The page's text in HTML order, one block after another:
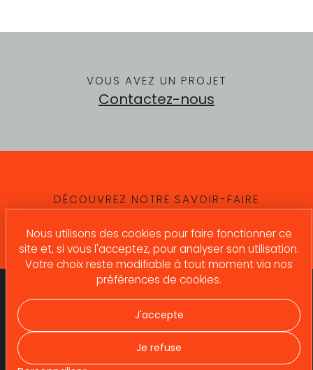
Nous utilisons des cookies pour faire fonctionner ce
site et, si vous l'acceptez, pour analyser son utilisation.
Votre choix reste modifiable à tout moment via nos
préférences de cookies.
J'accepte
Je refuse
VOUS AVEZ UN PROJET
Contactez-nous
DÉCOUVREZ NOTRE SAVOIR-FAIRE
Qui sommes-nous ?
Expertises
Références
Recrutement
Actualités
Contactez-nous !